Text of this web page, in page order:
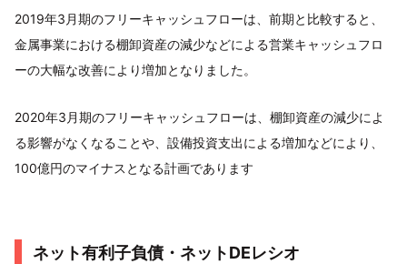
2019年3月期のフリーキャッシュフローは、前期と比較すると、
金属事業における棚卸資産の減少などによる営業キャッシュフロ
ーの大幅な改善により増加となりました。
2020年3月期のフリーキャッシュフローは、棚卸資産の減少によ
る影響がなくなることや、設備投資支出による増加などにより、
100億円のマイナスとなる計画であります
ネット有利子負債・ネットDEレシオ